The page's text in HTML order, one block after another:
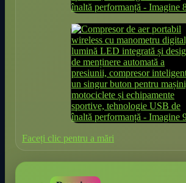
Faceți clic pentru a mări